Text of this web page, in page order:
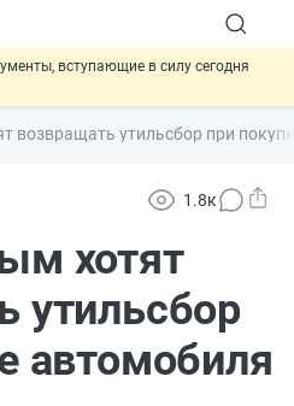
вступающие в силу сегодня
продажи опасных товаров через
ошибок в документах предлагают
возвращать утильсбор при
1.8к
хотят
утильсбор
автомобиля